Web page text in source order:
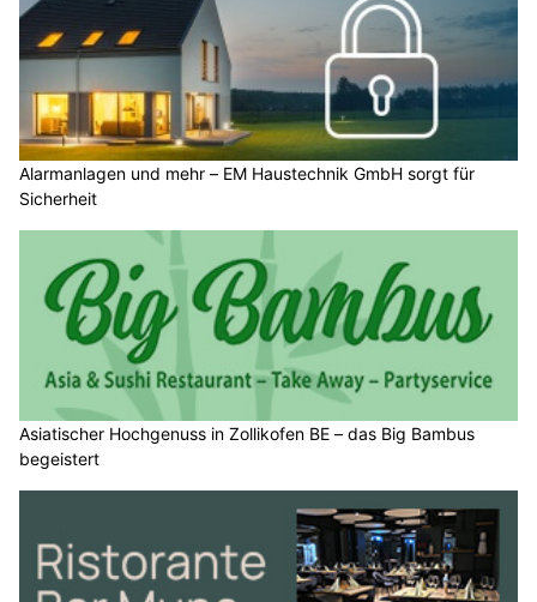
Alarmanlagen und mehr – EM Haustechnik GmbH sorgt für
Sicherheit
Asiatischer Hochgenuss in Zollikofen BE – das Big Bambus
begeistert